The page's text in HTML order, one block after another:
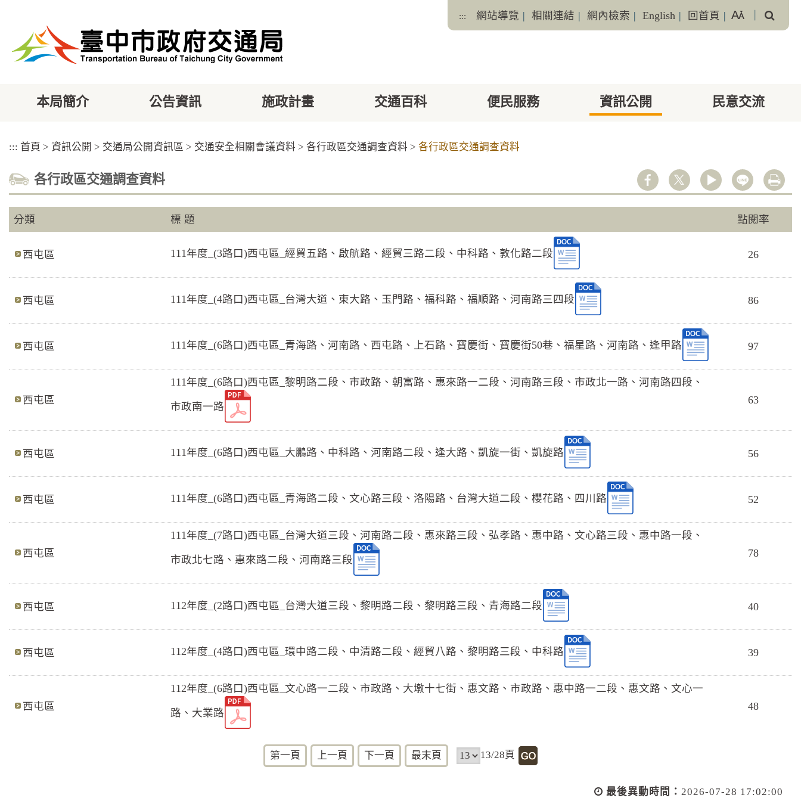
::: 網站導覽 | 相關連結 | 網內檢索 | English | 回首頁 |
尋
本局簡介 公告資訊 施政計畫 交通百科 便民服務 資訊公開 民意交流
::: 首頁 > 資訊公開 > 交通局公開資訊區 > 交通安全相關會議資料 > 各行政區交通調查資料 > 各行政區交通調查資料
各行政區交通調查資料
分類 標 題 點閱率
西屯區 111年度_(3路口)西屯區_經貿五路、啟航路、經貿三路二段、中科路、敦化路二段 26
西屯區 111年度_(4路口)西屯區_台灣大道、東大路、玉門路、福科路、福順路、河南路三四段 86
西屯區 111年度_(6路口)西屯區_青海路、河南路、西屯路、上石路、寶慶街、寶慶街50巷、福星路、河南路、逢甲路 97
西屯區
111年度_(6路口)西屯區_黎明路二段、市政路、朝富路、惠來路一二段、河南路三段、市政北一路、河南路四段、
市政南一路
63
西屯區 111年度_(6路口)西屯區_大鵬路、中科路、河南路二段、逢大路、凱旋一街、凱旋路 56
西屯區 111年度_(6路口)西屯區_青海路二段、文心路三段、洛陽路、台灣大道二段、櫻花路、四川路 52
西屯區
111年度_(7路口)西屯區_台灣大道三段、河南路二段、惠來路三段、弘孝路、惠中路、文心路三段、惠中路一段、
市政北七路、惠來路二段、河南路三段
78
西屯區 112年度_(2路口)西屯區_台灣大道三段、黎明路二段、黎明路三段、青海路二段 40
西屯區 112年度_(4路口)西屯區_環中路二段、中清路二段、經貿八路、黎明路三段、中科路 39
西屯區
112年度_(6路口)西屯區_文心路一二段、市政路、大墩十七街、惠文路、市政路、惠中路一二段、惠文路、文心一
路、大業路
48
第一頁 上一頁 下一頁 最末頁 13/28頁
最後異動時間： 2026-07-28 17:02:00